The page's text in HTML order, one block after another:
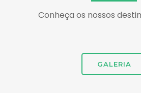
Conheça os nossos
GALERIA